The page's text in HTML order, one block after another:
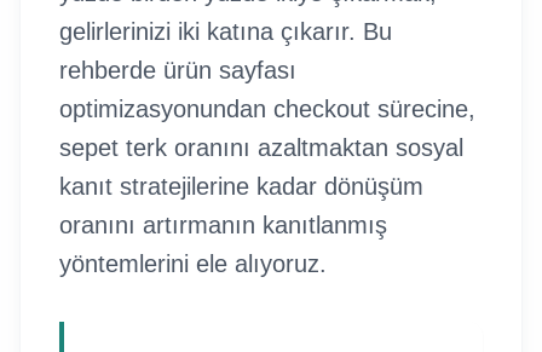
gelirlerinizi iki katına çıkarır. Bu
rehberde ürün sayfası
optimizasyonundan checkout sürecine,
sepet terk oranını azaltmaktan sosyal
kanıt stratejilerine kadar dönüşüm
oranını artırmanın kanıtlanmış
yöntemlerini ele alıyoruz.